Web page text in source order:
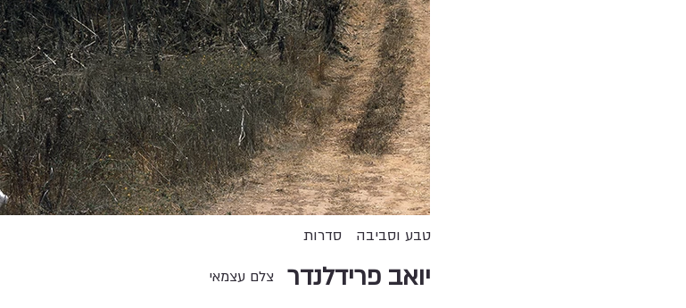
סדרות טבע וסביבה
יואב פרידלנדר צלם עצמאי